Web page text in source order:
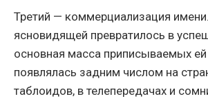
Третий — коммерциализация
ясновидящей превратилось в
основная масса приписываемых ей
появлялась задним числом на
таблоидов, в телепередачах и